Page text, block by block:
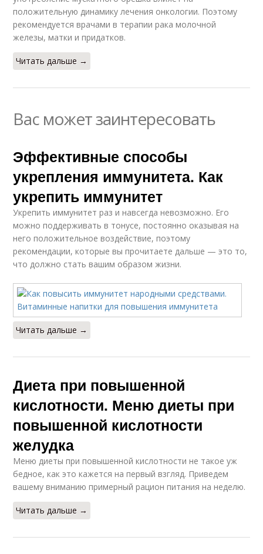
положительную динамику лечения онкологии. Поэтому
рекомендуется врачами в терапии рака молочной
железы, матки и придатков.
Читать дальше →
Вас может заинтересовать
Эффективные способы
укрепления иммунитета. Как
укрепить иммунитет
Укрепить иммунитет раз и навсегда невозможно. Его
можно поддерживать в тонусе, постоянно оказывая на
него положительное воздействие, поэтому
рекомендации, которые вы прочитаете дальше — это то,
что должно стать вашим образом жизни.
Читать дальше →
Диета при повышенной
кислотности. Меню диеты при
повышенной кислотности
желудка
Меню диеты при повышенной кислотности не такое уж
бедное, как это кажется на первый взгляд. Приведем
вашему вниманию примерный рацион питания на неделю.
Читать дальше →